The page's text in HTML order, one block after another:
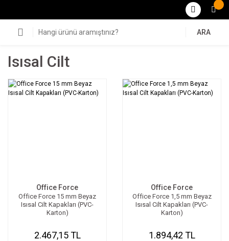
ARA
Isısal Cilt
Office Force
Office Force 15 mm Beyaz
Isısal Cilt Kapakları (PVC-
Karton)
2.467,15 TL
Office Force
Office Force 1,5 mm Beyaz
Isısal Cilt Kapakları (PVC-
Karton)
1.894,42 TL